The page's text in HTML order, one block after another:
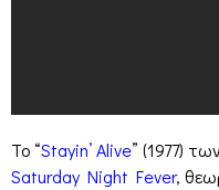
Το “Stayin’ Alive” (1977) των
Saturday Night Fever,